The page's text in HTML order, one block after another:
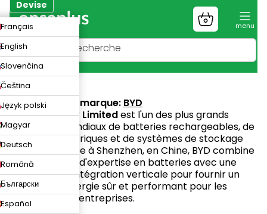
Aller
au
contenu
Devise
Français
English
Slovenčina
Čeština
Język polski
Magyar
Deutsch
Română
Български
Español
Panier
d'achat
BYD
Site web de la marque: BYD
BYD Company Limitedest l'un des plus grands
fabricants mondiaux de batteries rechargeables, de
véhicules électriques et de systèmes de stockage
d'énergie. Basée à Shenzhen, en Chine, BYD combine
des décennies d'expertise en batteries avec une
fabrication à intégration verticale pour fournir un
stockage d'énergie sûr et performant pour les
maisons et les entreprises.